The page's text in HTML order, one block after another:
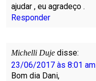
ajudar , eu agradeço .
Responder
Michelli Duje disse:
23/06/2017 às 8:01 am
Bom dia Dani,